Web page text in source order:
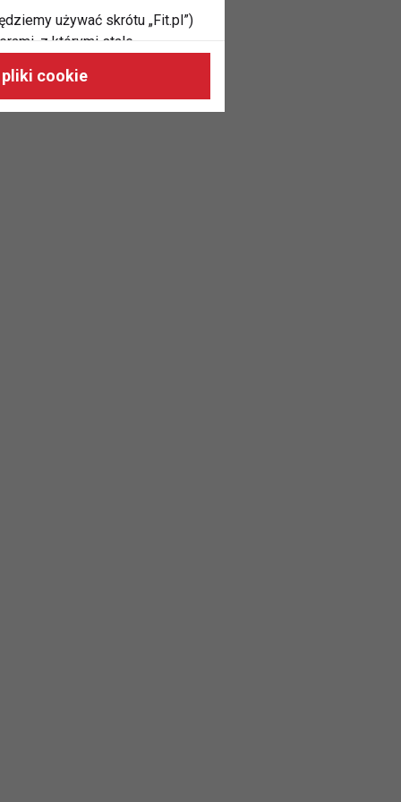
używać skrótu „Fit.pl”)
z którymi stale
oraz do
odpowiadać Twoim
je na nasze zlecenie,
danych na podstawie
zbierane są przez naszych
ich przetwarzania. Możesz
podstawie prawnej.
do Twoich zainteresowań,
umów o ich świadczenie
cookie